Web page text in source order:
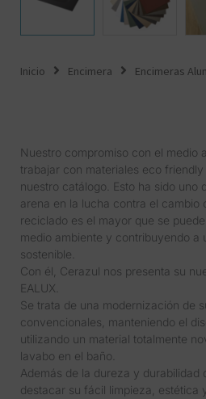
Inicio Encimera Encimeras
Nuestro compromiso con el medio
trabajar con materiales eco
nuestro catálogo. Esto ha sido uno
arena en la lucha contra el cambio
reciclado es el mayor que se
medio ambiente y contribuyendo a
sostenible.
Con él, Cerazul nos presenta su
EALUX.
Se trata de una modernización de
convencionales, manteniendo el
utilizando un material totalmente
lavabo en el baño.
Además de la dureza y durabilidad
destacar su fácil limpieza, estética